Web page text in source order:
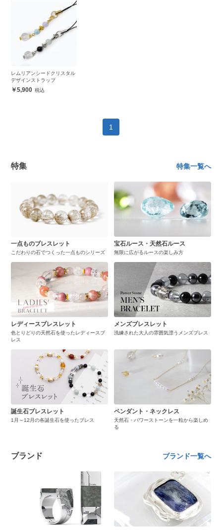
レムリアンシードクリスタル
デザインストラップ
5,900
1
特集 特集一覧へ
一点ものブレスレット
こだわりの石でつくった一点ものシリーズ
宝石ルース・天然石ルース
無限に広がるルースの楽しみ方
レディースブレスレット
色とりどりの天然石を使ったレディースブ
レス
メンズブレスレット
洗練された大人の雰囲気漂うメンズブレス
誕生石ブレスレット
1月～12月の各誕生石を使ったブレス
ペンダント・ネックレス
天然石・パワーストーンを一粒から楽しめ
る
ブランド ブランド一覧へ